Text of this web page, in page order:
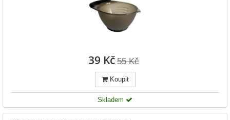
39 Kč 55 Kč
Koupit
Skladem